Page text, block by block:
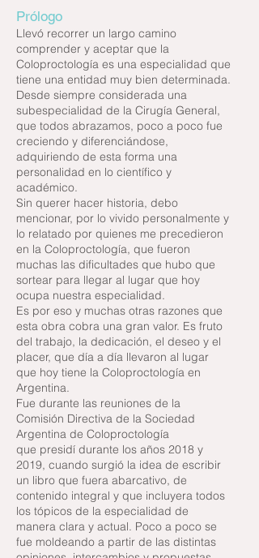
Prólogo
Llevó recorrer un largo camino
comprender y aceptar que la
Coloproctología es una especialidad que
tiene una entidad muy bien determinada.
Desde siempre considerada una
subespecialidad de la Cirugía General,
que todos abrazamos, poco a poco fue
creciendo y diferenciándose,
adquiriendo de esta forma una
personalidad en lo científico y
académico.
Sin querer hacer historia, debo
mencionar, por lo vivido personalmente y
lo relatado por quienes me precedieron
en la Coloproctología, que fueron
muchas las dificultades que hubo que
sortear para llegar al lugar que hoy
ocupa nuestra especialidad.
Es por eso y muchas otras razones que
esta obra cobra una gran valor. Es fruto
del trabajo, la dedicación, el deseo y el
placer, que día a día llevaron al lugar
que hoy tiene la Coloproctología en
Argentina.
Fue durante las reuniones de la
Comisión Directiva de la Sociedad
Argentina de Coloproctología
que presidí durante los años 2018 y
2019, cuando surgió la idea de escribir
un libro que fuera abarcativo, de
contenido integral y que incluyera todos
los tópicos de la especialidad de
manera clara y actual. Poco a poco se
fue moldeando a partir de las distintas